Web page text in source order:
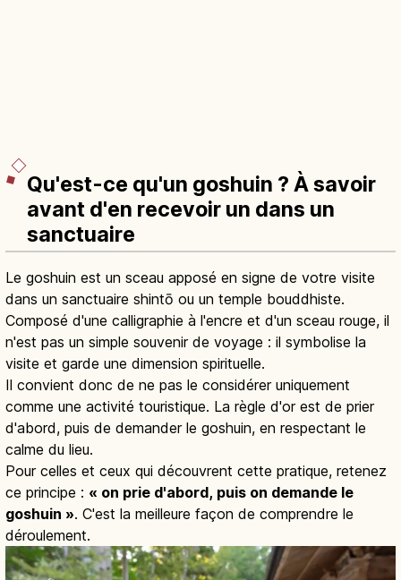
Qu'est-ce qu'un goshuin ? À savoir
avant d'en recevoir un dans un
sanctuaire
Le goshuin est un sceau apposé en signe de votre visite
dans un sanctuaire shintō ou un temple bouddhiste.
Composé d'une calligraphie à l'encre et d'un sceau rouge, il
n'est pas un simple souvenir de voyage : il symbolise la
visite et garde une dimension spirituelle.
Il convient donc de ne pas le considérer uniquement
comme une activité touristique. La règle d'or est de prier
d'abord, puis de demander le goshuin, en respectant le
calme du lieu.
Pour celles et ceux qui découvrent cette pratique, retenez
ce principe : « on prie d'abord, puis on demande le
goshuin ». C'est la meilleure façon de comprendre le
déroulement.